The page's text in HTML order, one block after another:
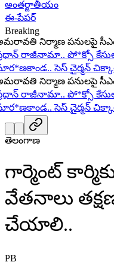
అంతర్జాతీయం
ఈ-పేపర్
Breaking
నిర్మాణ పనులపై సీఎం
రాజీనామా.. పో*క్సో
సెస్ చైర్మన్ చిక్కాల
నిర్మాణ పనులపై సీఎం
రాజీనామా.. పో*క్సో
సెస్ చైర్మన్ చిక్కాల
తెలంగాణ
గార్మెంట్
వేతనాలు
చేయాలి..
PB